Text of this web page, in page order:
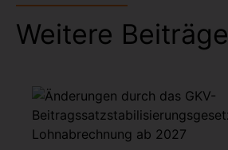
Weitere Beiträge